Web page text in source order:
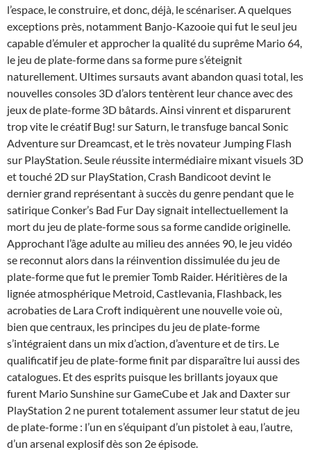
l’espace, le construire, et donc, déjà, le scénariser. A quelques
exceptions près, notamment Banjo-Kazooie qui fut le seul jeu
capable d’émuler et approcher la qualité du suprême Mario 64,
le jeu de plate-forme dans sa forme pure s’éteignit
naturellement. Ultimes sursauts avant abandon quasi total, les
nouvelles consoles 3D d’alors tentèrent leur chance avec des
jeux de plate-forme 3D bâtards. Ainsi vinrent et disparurent
trop vite le créatif Bug! sur Saturn, le transfuge bancal Sonic
Adventure sur Dreamcast, et le très novateur Jumping Flash
sur PlayStation. Seule réussite intermédiaire mixant visuels 3D
et touché 2D sur PlayStation, Crash Bandicoot devint le
dernier grand représentant à succès du genre pendant que le
satirique Conker’s Bad Fur Day signait intellectuellement la
mort du jeu de plate-forme sous sa forme candide originelle.
Approchant l’âge adulte au milieu des années 90, le jeu vidéo
se reconnut alors dans la réinvention dissimulée du jeu de
plate-forme que fut le premier Tomb Raider. Héritières de la
lignée atmosphérique Metroid, Castlevania, Flashback, les
acrobaties de Lara Croft indiquèrent une nouvelle voie où,
bien que centraux, les principes du jeu de plate-forme
s’intégraient dans un mix d’action, d’aventure et de tirs. Le
qualificatif jeu de plate-forme finit par disparaître lui aussi des
catalogues. Et des esprits puisque les brillants joyaux que
furent Mario Sunshine sur GameCube et Jak and Daxter sur
PlayStation 2 ne purent totalement assumer leur statut de jeu
de plate-forme : l’un en s’équipant d’un pistolet à eau, l’autre,
d’un arsenal explosif dès son 2e épisode.